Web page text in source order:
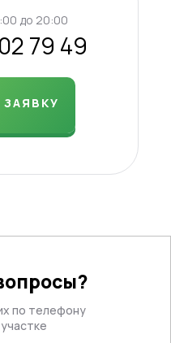
до 20:00
79 49
по телефону